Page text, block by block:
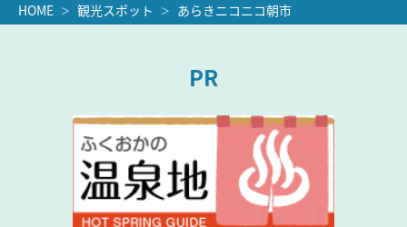
HOME 観光スポット あらきニコニコ朝市
PR